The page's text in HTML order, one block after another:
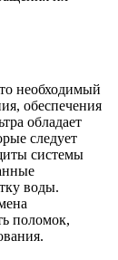
необходимый
обеспечения
обладает
следует
системы
воды.
поломок,